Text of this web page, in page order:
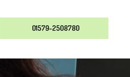
01579-2508780